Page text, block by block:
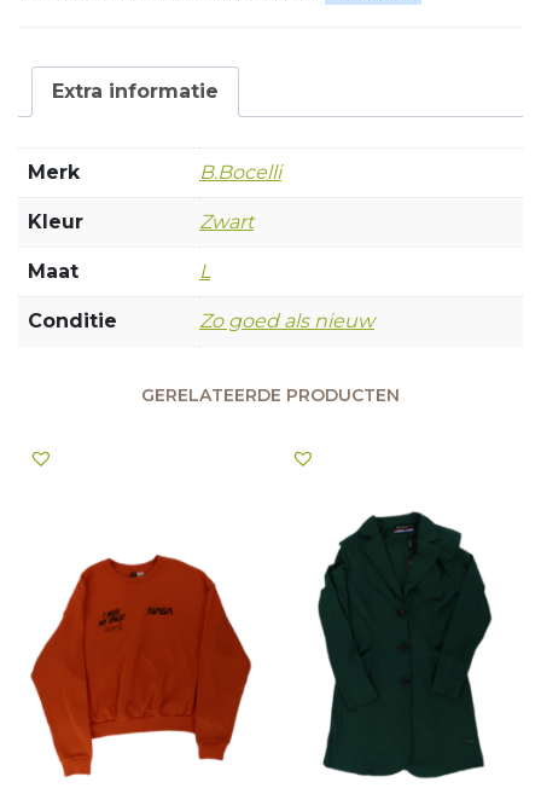
Extra informatie
Merk B.Bocelli
Kleur Zwart
Maat L
Conditie Zo goed als nieuw
GERELATEERDE PRODUCTEN